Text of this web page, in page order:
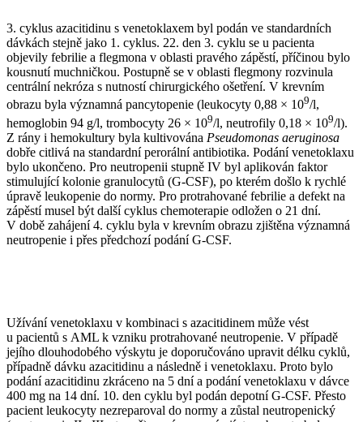
3. cyklus azacitidinu s venetoklaxem byl podán ve standardních
dávkách stejně jako 1. cyklus. 22. den 3. cyklu se u pacienta
objevily febrilie a flegmona v oblasti pravého zápěstí, příčinou bylo
kousnutí muchničkou. Postupně se v oblasti flegmony rozvinula
centrální nekróza s nutností chirurgického ošetření. V krevním
obrazu byla významná pancytopenie (leukocyty 0,88 × 109/l,
hemoglobin 94 g⁠/⁠l, trombocyty 26 × 109/l, neutrofily 0,18 × 109/l).
Z rány i hemokultury byla kultivována Pseudomonas aeruginosa
dobře citlivá na standardní perorální antibiotika. Podání venetoklaxu
bylo ukončeno. Pro neutropenii stupně IV byl aplikován faktor
stimulující kolonie granulocytů (G-CSF), po kterém došlo k rychlé
úpravě leukopenie do normy. Pro protrahované febrilie a defekt na
zápěstí musel být další cyklus chemoterapie odložen o 21 dní.
V době zahájení 4. cyklu byla v krevním obrazu zjištěna významná
neutropenie i přes předchozí podání G-CSF.
Užívání venetoklaxu v kombinaci s azacitidinem může vést
u pacientů s AML k vzniku protrahované neutropenie. V případě
jejího dlouhodobého výskytu je doporučováno upravit délku cyklů,
případně dávku azacitidinu a následně i venetoklaxu. Proto bylo
podání azacitidinu zkráceno na 5 dní a podání venetoklaxu v dávce
400 mg na 14 dní. 10. den cyklu byl podán depotní G-CSF. Přesto
pacient leukocyty nezreparoval do normy a zůstal neutropenický